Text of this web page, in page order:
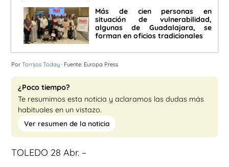
Más de cien personas en
situación de vulnerabilidad,
algunas de Guadalajara, se
forman en oficios tradicionales
Por Torrijos Today · Fuente: Europa Press
¿Poco tiempo?
Te resumimos esta noticia y aclaramos las dudas más
habituales en un vistazo.
Ver resumen de la noticia
TOLEDO 28 Abr. –